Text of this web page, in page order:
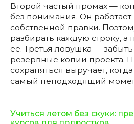
Второй частый промах —
без понимания. Он
собственной правки.
разбирать каждую строку, а
её. Третья ловушка — забыть
резервные копии проекта.
сохраняться выручает,
самый неподходящий
Учиться летом без скуки: